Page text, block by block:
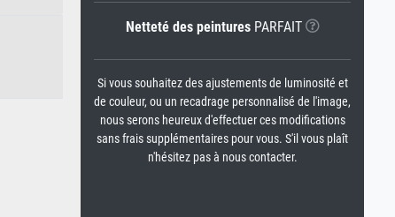
Netteté des peinturesPARFAIT
Si vous souhaitez des ajustements de luminosité et
de couleur, ou un recadrage personnalisé de l'image,
nous serons heureux d'effectuer ces modifications
sans frais supplémentaires pour vous. S'il vous plaît
n'hésitez pas à nous contacter.